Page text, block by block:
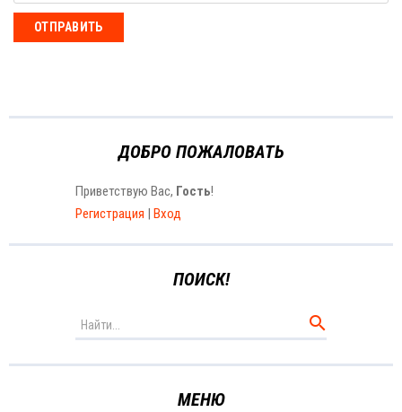
ОТПРАВИТЬ
ДОБРО ПОЖАЛОВАТЬ
Приветствую Вас, Гость!
Регистрация | Вход
ПОИСК!
МЕНЮ